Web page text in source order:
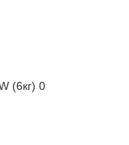
(6кг) 0